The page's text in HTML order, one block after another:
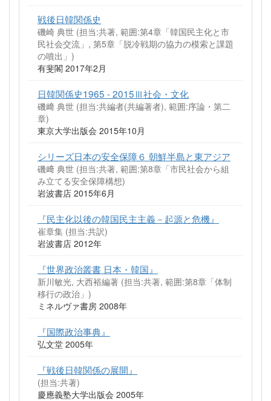
戦後日韓関係史
磯崎 典世 (担当:共著, 範囲:第4章「韓国民主化と市
民社会交流」, 第5章「脱冷戦期の協力の模索と課題
の噴出」)
有斐閣 2017年2月
日韓関係史1965 - 2015Ⅲ社会・文化
磯﨑 典世 (担当:共編者(共編著者), 範囲:序論・第二
章)
東京大学出版会 2015年10月
シリーズ日本の安全保障６ 朝鮮半島と東アジア
磯﨑 典世 (担当:共著, 範囲:第8章「市民社会から組
み立てる安全保障構想)
岩波書店 2015年6月
『民主化以後の韓国民主主義－起源と危機』
崔章集 (担当:共訳)
岩波書店 2012年
『世界政治叢書 日本・韓国』
新川敏光, 大西裕編著 (担当:共著, 範囲:第8章「体制
移行の政治」)
ミネルヴァ書房 2008年
『国際政治事典』
弘文堂 2005年
『戦後日韓関係の展開』
(担当:共著)
慶應義塾大学出版会 2005年